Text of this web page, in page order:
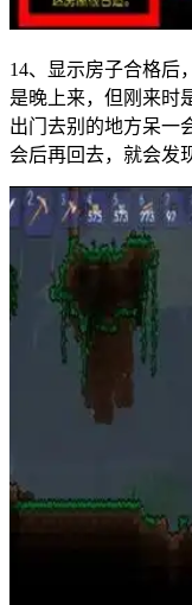
14、显示房子合格后
是晚上来，但刚来时
出门去别的地方呆一
会后再回去，就会发